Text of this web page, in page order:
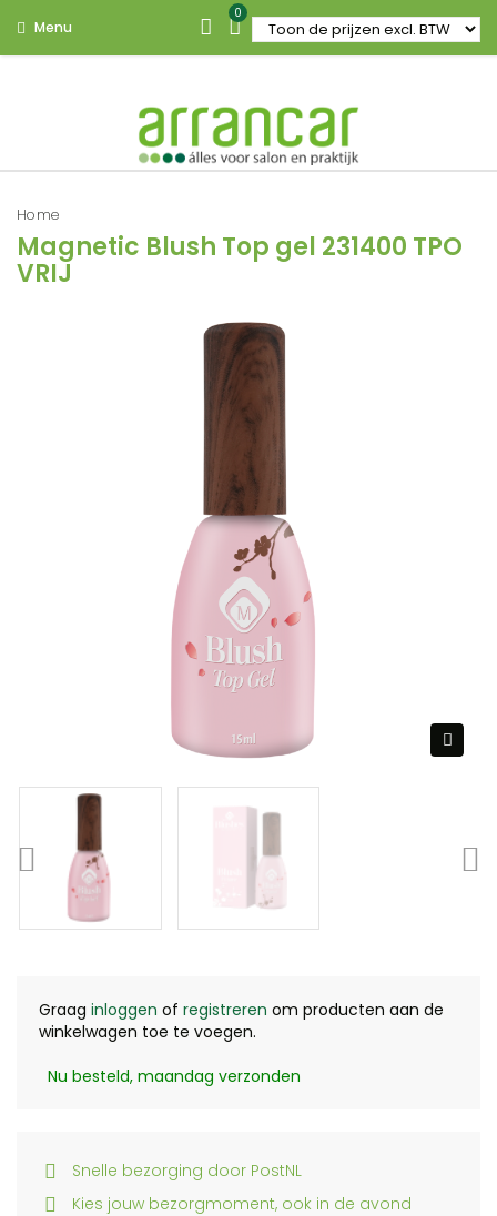
Menu
0
Home
Magnetic Blush Top gel 231400 TPO
VRIJ
Graag inloggen of registreren om producten aan de
winkelwagen toe te voegen.
Nu besteld, maandag verzonden
Snelle bezorging door PostNL
Kies jouw bezorgmoment, ook in de avond